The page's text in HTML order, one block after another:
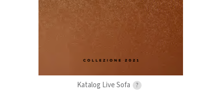
Katalog Live Sofa ?